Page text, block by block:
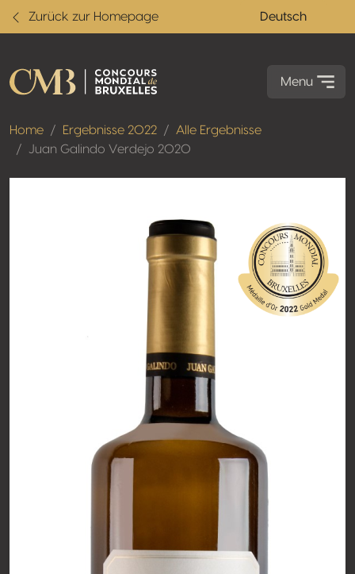
Zurück zur Homepage Deutsch
Menu
Home Ergebnisse 2022
Alle Ergebnisse
Juan Galindo Verdejo 2020